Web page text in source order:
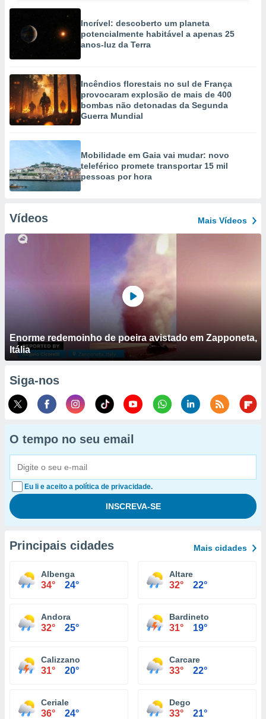
Incrível: descoberto um planeta
potencialmente habitável a apenas 25
anos-luz da Terra
Incêndios florestais no sul de França
provocaram explosão de mais de 400
bombas não detonadas da Segunda
Guerra Mundial
Mobilidade em Gaia vai mudar: novo
teleférico promete transportar 15 mil
pessoas por hora
Vídeos Mais Vídeos
Enorme redemoinho de poeira avistado em Zapponeta,
Itália
Siga-nos
O tempo no seu email
Eu li e aceito a política de privacidade.
Principais cidades Mais cidades
Albenga
34° 24°
Altare
32° 22°
Andora
32° 25°
Bardineto
31° 19°
Calizzano
31° 20°
Carcare
33° 22°
Ceriale
36° 24°
Dego
33° 21°